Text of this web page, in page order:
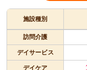
施設種別
訪問介護
デイサービス
デイケア